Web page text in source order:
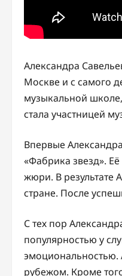
Александра
Москве и с самого
музыкальной
стала участницей
Впервые
«Фабрика звезд».
жюри. В результате
стране. После
С тех пор
популярностью у
эмоциональностью.
рубежом. Кроме